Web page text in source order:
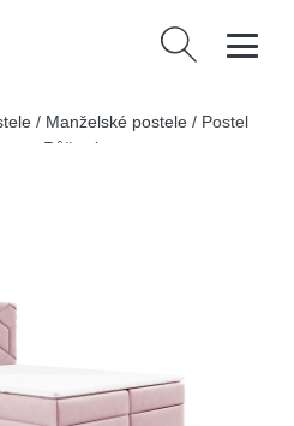
Vyhledávání
/ Manželské postele / Postel
Růžová